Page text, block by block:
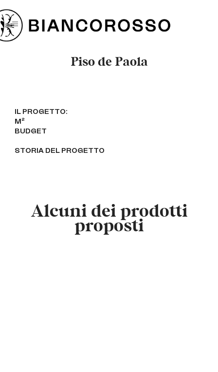
Piso de Paola
IL PROGETTO:
M²
BUDGET
STORIA DEL PROGETTO
Alcuni dei prodotti
proposti